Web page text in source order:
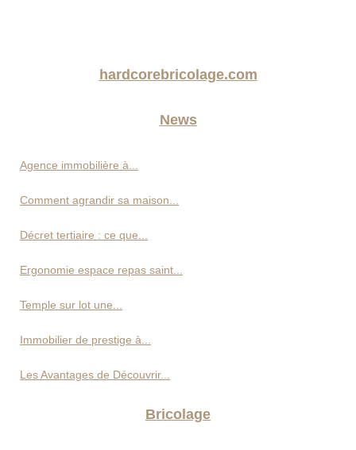
hardcorebricolage.com
News
Agence immobilière à...
Comment agrandir sa maison...
Décret tertiaire : ce que...
Ergonomie espace repas saint...
Temple sur lot une...
Immobilier de prestige à...
Les Avantages de Découvrir...
Bricolage